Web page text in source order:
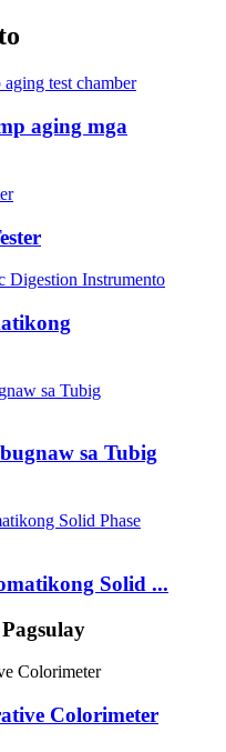
aging mga
sa Tubig
Solid ...
Colorimeter